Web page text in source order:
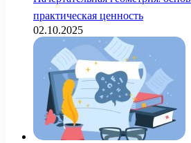
практическая ценность
02.10.2025